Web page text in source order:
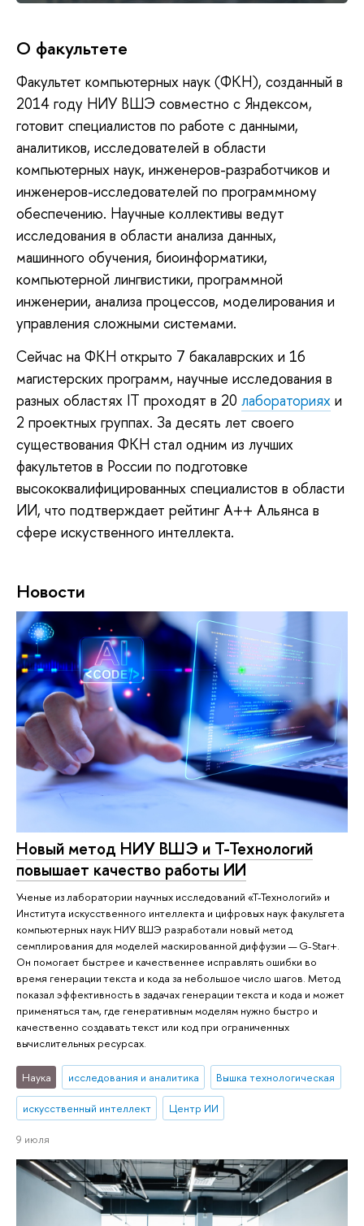
О факультете
Факультет компьютерных наук (ФКН), созданный в
2014 году НИУ ВШЭ совместно с Яндексом,
готовит специалистов по работе с данными,
аналитиков, исследователей в области
компьютерных наук, инженеров-разработчиков и
инженеров-исследователей по программному
обеспечению. Научные коллективы ведут
исследования в области анализа данных,
машинного обучения, биоинформатики,
компьютерной лингвистики, программной
инженерии, анализа процессов, моделирования и
управления сложными системами.
Сейчас на ФКН открыто 7 бакалаврских и 16
магистерских программ, научные исследования в
разных областях IT проходят в 20 лабораториях и
2 проектных группах. За десять лет своего
существования ФКН стал одним из лучших
факультетов в России по подготовке
высококвалифицированных специалистов в области
ИИ, что подтверждает рейтинг А++ Альянса в
сфере искуственного интеллекта.
Новости
Новый метод НИУ ВШЭ и Т-Технологий
повышает качество работы ИИ
Ученые из лаборатории научных исследований «Т-Технологий» и
Института искусственного интеллекта и цифровых наук факультета
компьютерных наук НИУ ВШЭ разработали новый метод
семплирования для моделей маскированной диффузии — G-Star+.
Он помогает быстрее и качественнее исправлять ошибки во
время генерации текста и кода за небольшое число шагов. Метод
показал эффективность в задачах генерации текста и кода и может
применяться там, где генеративным моделям нужно быстро и
качественно создавать текст или код при ограниченных
вычислительных ресурсах.
Наука исследования и аналитика Вышка технологическая
искусственный интеллект Центр ИИ
9 июля